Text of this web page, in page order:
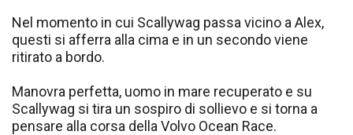
Nel momento in cui Scallywag passa vicino a Alex,
questi si afferra alla cima e in un secondo viene
ritirato a bordo.
Manovra perfetta, uomo in mare recuperato e su
Scallywag si tira un sospiro di sollievo e si torna a
pensare alla corsa della Volvo Ocean Race.